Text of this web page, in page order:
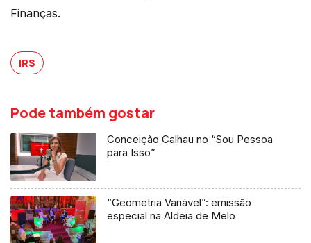
Finanças.
IRS
Pode também gostar
Conceição Calhau no “Sou Pessoa
para Isso”
“Geometria Variável”: emissão
especial na Aldeia de Melo